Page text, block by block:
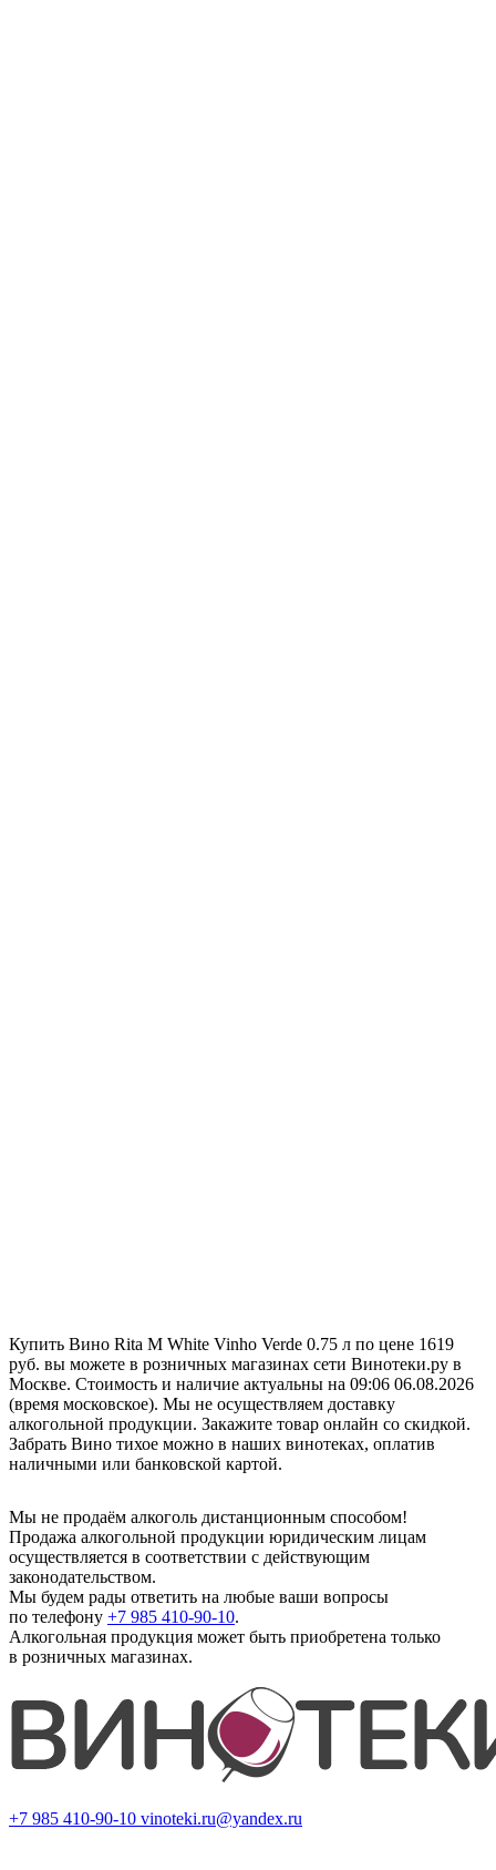
Купить Вино Rita M White Vinho Verde 0.75 л по цене 1619
руб. вы можете в розничных магазинах сети Винотеки.ру в
Москве. Стоимость и наличие актуальны на 09:06 06.08.2026
(время московское). Мы не осуществляем доставку
алкогольной продукции. Закажите товар онлайн со скидкой.
Забрать Вино тихое можно в наших винотеках, оплатив
наличными или банковской картой.
Мы не продаём алкоголь дистанционным способом!
Продажа алкогольной продукции юридическим лицам
осуществляется в соответствии с действующим
законодательством.
Мы будем рады ответить на любые ваши вопросы
по телефону +7 985 410-90-10.
Алкогольная продукция может быть приобретена только
в розничных магазинах.
+7 985 410-90-10 vinoteki.ru@yandex.ru